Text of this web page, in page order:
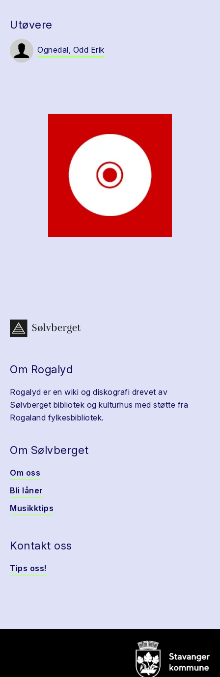
Utøvere
Ognedal, Odd Erik
Om Rogalyd
Rogalyd er en wiki og diskografi drevet av
Sølvberget bibliotek og kulturhus med støtte fra
Rogaland fylkesbibliotek.
Om Sølvberget
Om oss
Bli låner
Musikktips
Kontakt oss
Tips oss!